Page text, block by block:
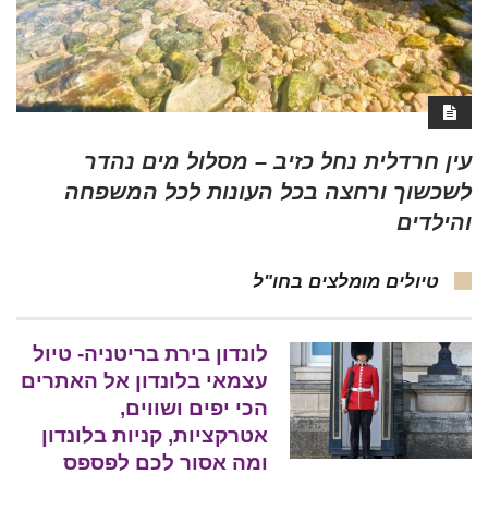
עין חרדלית נחל כזיב – מסלול מים נהדר
לשכשוך ורחצה בכל העונות לכל המשפחה
והילדים
טיולים מומלצים בחו"ל
לונדון בירת בריטניה- טיול
עצמאי בלונדון אל האתרים
הכי יפים ושווים,
אטרקציות, קניות בלונדון
ומה אסור לכם לפספס